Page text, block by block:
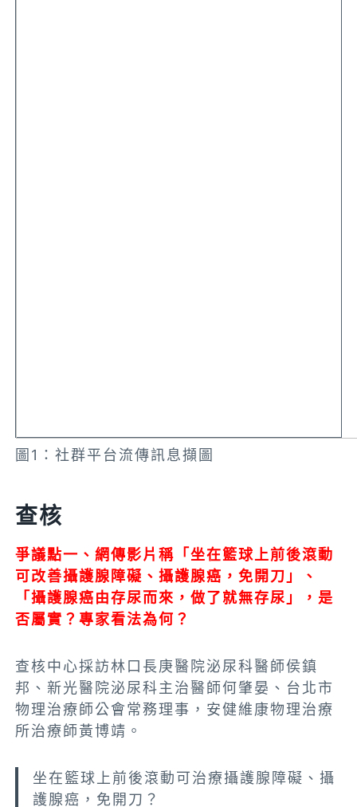
圖1：社群平台流傳訊息擷圖
查核
爭議點一、網傳影片稱「坐在籃球上前後滾動
可改善攝護腺障礙、攝護腺癌，免開刀」、
「攝護腺癌由存尿而來，做了就無存尿」，是
否屬實？專家看法為何？
查核中心採訪林口長庚醫院泌尿科醫師侯鎮
邦、新光醫院泌尿科主治醫師何肇晏、台北市
物理治療師公會常務理事，安健維康物理治療
所治療師黃博靖。
坐在籃球上前後滾動可治療攝護腺障礙、攝
護腺癌，免開刀？